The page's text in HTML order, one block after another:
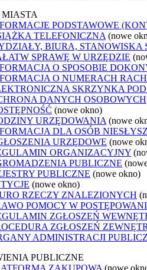
PODSTAWOWE
TELEFONICZNA (nowe
BIURA, STANOWISKA
SPRAWĘ W URZĘDZIE
O SPOSOBIE
O NUMERACH
SKRZYNKA
DANYCH OSOBOWYCH
(nowe okno)
URZĘDOWANIA (nowe
DLA OSÓB
URZĘDOWE (nowe
ORGANIZACYJNY
PUBLICZNE
PUBLICZNE (nowe okno)
(nowe okno)
RZECZY ZNALEZIONYCH
POMOCY W
ZGŁOSZEŃ
ZGŁOSZEŃ
ADMINISTRACJI
PUBLICZNE
ZAKUPOWA (nowe